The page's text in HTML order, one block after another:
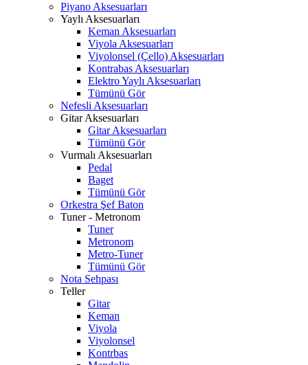
Piyano Aksesuarları
Yaylı Aksesuarları
Keman Aksesuarları
Viyola Aksesuarları
Viyolonsel (Çello) Aksesuarları
Kontrabas Aksesuarları
Elektro Yaylı Aksesuarları
Tümünü Gör
Nefesli Aksesuarları
Gitar Aksesuarları
Gitar Aksesuarları
Tümünü Gör
Vurmalı Aksesuarları
Pedal
Baget
Tümünü Gör
Orkestra Şef Baton
Tuner - Metronom
Tuner
Metronom
Metro-Tuner
Tümünü Gör
Nota Sehpası
Teller
Gitar
Keman
Viyola
Viyolonsel
Kontrbas